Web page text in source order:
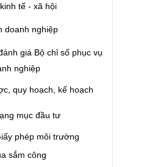
tế - xã hội
doanh nghiệp
giá Bộ chỉ số phục vụ
nghiệp
quy hoạch, kế hoạch
mục đầu tư
phép môi trường
sắm công